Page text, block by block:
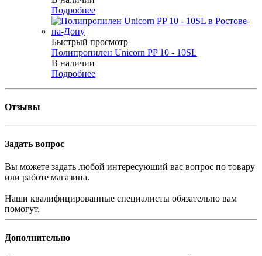
Подробнее
Быстрый просмотр
Полипропилен Unicorn PP 10 - 10SL
В наличии
Подробнее
Отзывы
Задать вопрос
Вы можете задать любой интересующий вас вопрос по товару
или работе магазина.
Наши квалифицированные специалисты обязательно вам
помогут.
Дополнительно